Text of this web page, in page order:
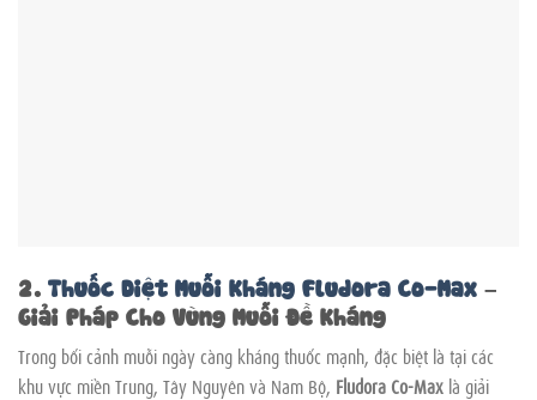
2. Thuốc Diệt Muỗi Kháng Fludora Co-Max –
Giải Pháp Cho Vùng Muỗi Đề Kháng
Trong bối cảnh muỗi ngày càng kháng thuốc mạnh, đặc biệt là tại các
khu vực miền Trung, Tây Nguyên và Nam Bộ, Fludora Co-Max là giải